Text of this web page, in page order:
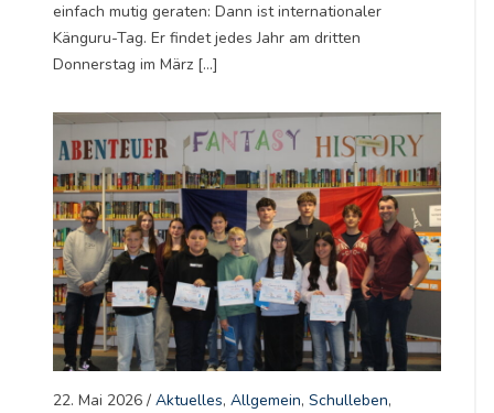
einfach mutig geraten: Dann ist internationaler
Känguru-Tag. Er findet jedes Jahr am dritten
Donnerstag im März […]
22. Mai 2026/ Aktuelles, Allgemein, Schulleben,